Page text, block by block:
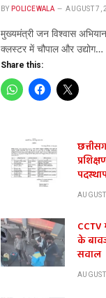
BY POLICEWALA AUGUST 7,
​मुख्यमंत्री जन विश्वास
क्लस्टर में चौपाल और उद्योग…
Share this:
CCTV
के
सवाल